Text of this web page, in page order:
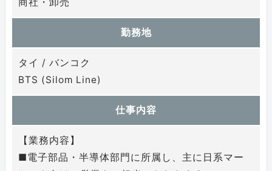
勤務地
タイ / バンコク
BTS (Silom Line)
仕事内容
【業務内容】
■電子部品・半導体部門に所属し、主に日系マー